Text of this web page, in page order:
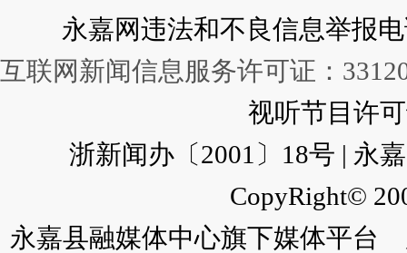
永嘉网违法和不良信息举报
互联网新闻信息服务许可证：
视听节目许
浙新闻办〔2001〕18号 | 永
CopyRight©
永嘉县融媒体中心旗下媒体平